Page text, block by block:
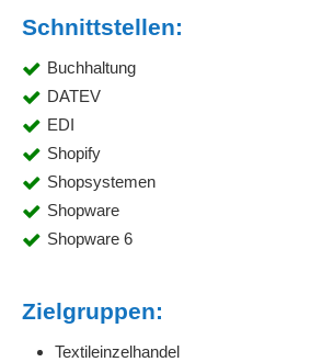
Schnittstellen:
Buchhaltung
DATEV
EDI
Shopify
Shopsystemen
Shopware
Shopware 6
Zielgruppen:
Textileinzelhandel